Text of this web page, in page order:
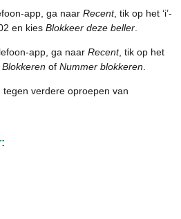
app, ga naar Recent, tik op het ‘i’-
en kies Blokkeer deze beller
app, ga naar Recent, tik op het
Blokkeren of Nummer blokkeren
verdere oproepen van